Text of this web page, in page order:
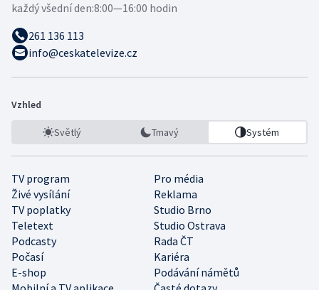
každý všední den:8:00—16:00 hodin
261 136 113
info@ceskatelevize.cz
Vzhled
Světlý Tmavý Systém
TV program
Pro média
Živé vysílání
Reklama
TV poplatky
Studio Brno
Teletext
Studio Ostrava
Podcasty
Rada ČT
Počasí
Kariéra
E-shop
Podávání námětů